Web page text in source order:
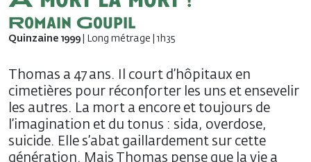
Romain Goupil
Quinzaine 1999 | Long métrage | 1h35
Thomas a 47 ans. Il court d’hôpitaux en
cimetières pour réconforter les uns et ensevelir
les autres. La mort a encore et toujours de
l’imagination et du tonus : sida, overdose,
suicide. Elle s’abat gaillardement sur cette
génération. Mais Thomas pense que la vie a